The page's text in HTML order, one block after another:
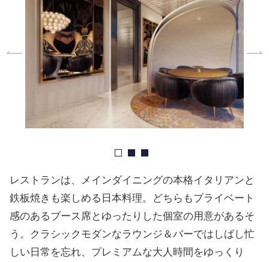
レストランは、メインダイニングの本格イタリアンと
鉄板焼きも楽しめる日本料理。どちらもプライベート
感のあるブース席とゆったりした個室の用意があるそ
う。クラシックモダンなラウンジ＆バーではしばし忙
しい日常を忘れ、プレミアムな大人時間をゆっくり